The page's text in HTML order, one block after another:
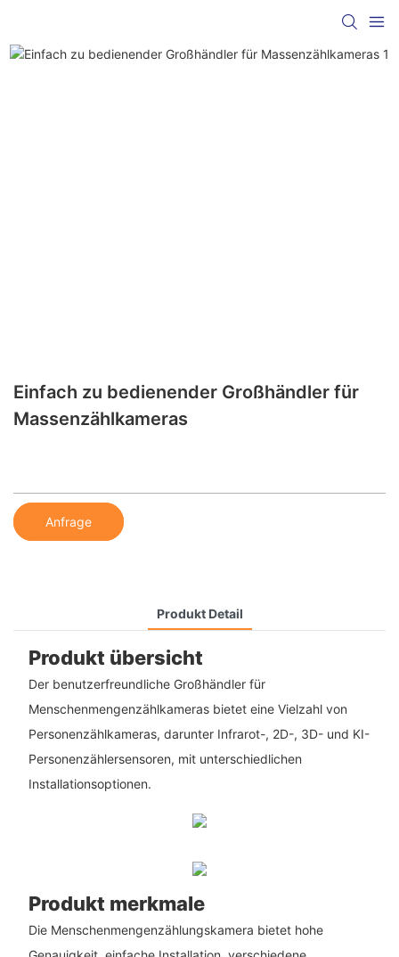
Einfach zu bedienender Großhändler für
Massenzählkameras
Anfrage
Produkt Detail
Produkt übersicht
Der benutzerfreundliche Großhändler für
Menschenmengenzählkameras bietet eine Vielzahl von
Personenzählkameras, darunter Infrarot-, 2D-, 3D- und KI-
Personenzählersensoren, mit unterschiedlichen
Installationsoptionen.
Produkt merkmale
Die Menschenmengenzählungskamera bietet hohe